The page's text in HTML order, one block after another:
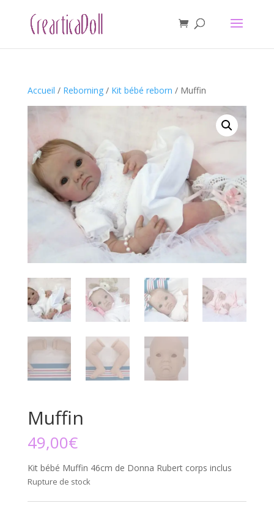
Accueil / Reborning/ Kit bébé reborn / Muffin
Muffin
49,00€
Kit bébé Muffin 46cm de Donna Rubert corps inclus
Rupture de stock